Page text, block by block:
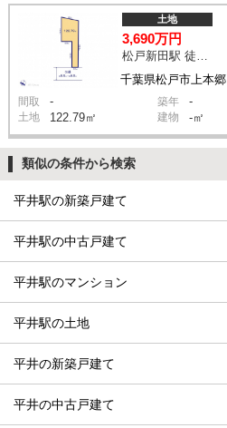
千葉県松戸市上本郷
土地
3,690万円
松戸新田駅 徒歩13分
間取 - 築年 -
土地 122.79㎡ 建物 -㎡
類似の条件から検索
平井駅の新築戸建て
平井駅の中古戸建て
平井駅のマンション
平井駅の土地
平井の新築戸建て
平井の中古戸建て